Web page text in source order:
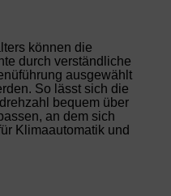
können die
durch verständliche
ausgewählt
So lässt sich die
bequem über
an dem sich
Klimaautomatik und